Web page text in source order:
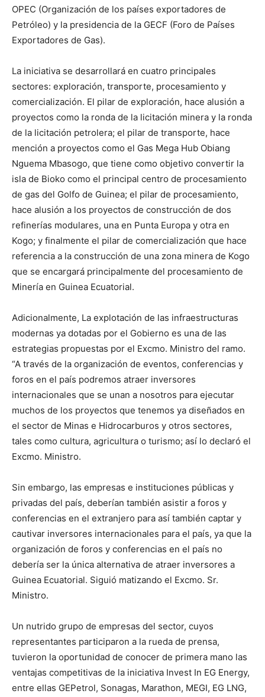
OPEC (Organización de los países exportadores de
Petróleo) y la presidencia de la GECF (Foro de Países
Exportadores de Gas).
La iniciativa se desarrollará en cuatro principales
sectores: exploración, transporte, procesamiento y
comercialización. El pilar de exploración, hace alusión a
proyectos como la ronda de la licitación minera y la ronda
de la licitación petrolera; el pilar de transporte, hace
mención a proyectos como el Gas Mega Hub Obiang
Nguema Mbasogo, que tiene como objetivo convertir la
isla de Bioko como el principal centro de procesamiento
de gas del Golfo de Guinea; el pilar de procesamiento,
hace alusión a los proyectos de construcción de dos
refinerías modulares, una en Punta Europa y otra en
Kogo; y finalmente el pilar de comercialización que hace
referencia a la construcción de una zona minera de Kogo
que se encargará principalmente del procesamiento de
Minería en Guinea Ecuatorial.
Adicionalmente, La explotación de las infraestructuras
modernas ya dotadas por el Gobierno es una de las
estrategias propuestas por el Excmo. Ministro del ramo.
“A través de la organización de eventos, conferencias y
foros en el país podremos atraer inversores
internacionales que se unan a nosotros para ejecutar
muchos de los proyectos que tenemos ya diseñados en
el sector de Minas e Hidrocarburos y otros sectores,
tales como cultura, agricultura o turismo; así lo declaró el
Excmo. Ministro.
Sin embargo, las empresas e instituciones públicas y
privadas del país, deberían también asistir a foros y
conferencias en el extranjero para así también captar y
cautivar inversores internacionales para el país, ya que la
organización de foros y conferencias en el país no
debería ser la única alternativa de atraer inversores a
Guinea Ecuatorial. Siguió matizando el Excmo. Sr.
Ministro.
Un nutrido grupo de empresas del sector, cuyos
representantes participaron a la rueda de prensa,
tuvieron la oportunidad de conocer de primera mano las
ventajas competitivas de la iniciativa Invest In EG Energy,
entre ellas GEPetrol, Sonagas, Marathon, MEGI, EG LNG,